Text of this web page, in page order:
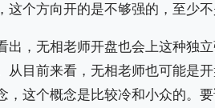
这个方向开的是不够强的，至少不
出，无相老师开盘也会上这种独
从目前来看，无相老师也可能是
，这个概念是比较冷和小众的。